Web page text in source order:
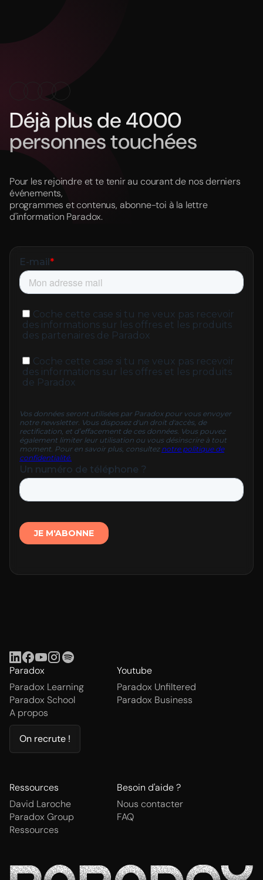
Déjà plus de 4000
personnes touchées
Pour les rejoindre et te tenir au courant de nos derniers
événements,
programmes et contenus, abonne-toi à la lettre
d'information Paradox.
Paradox
Paradox Learning
Paradox School
A propos
On recrute !
Youtube
Paradox Unfiltered
Paradox Business
Ressources
David Laroche
Paradox Group
Ressources
Besoin d'aide ?
Nous contacter
FAQ